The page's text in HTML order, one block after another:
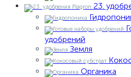
23.
удобрений
Земля
Органика